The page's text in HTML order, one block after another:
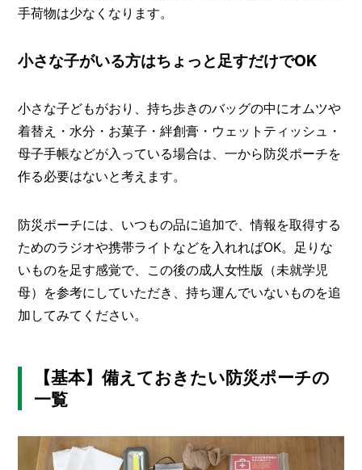
手荷物は少なくなります。
小さな子がいる方はちょっと足すだけでOK
小さな子どもがおり、持ち歩きのバッグの中にオムツや
着替え・水分・お菓子・絆創膏・ウェットティッシュ・
母子手帳などが入っている場合は、一から防災ポーチを
作る必要はないと考えます。
防災ポーチには、いつもの品に追加で、情報を取得する
ためのラジオや携帯ライトなどを入れればOK。足りな
いものを足す感覚で、この後の成人女性版（未就学児
母）を参考にしていただき、持ち運んでいないものを追
加してみてください。
【基本】備えておきたい防災ポーチの
一覧